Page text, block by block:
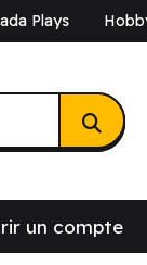
Plays
un compte